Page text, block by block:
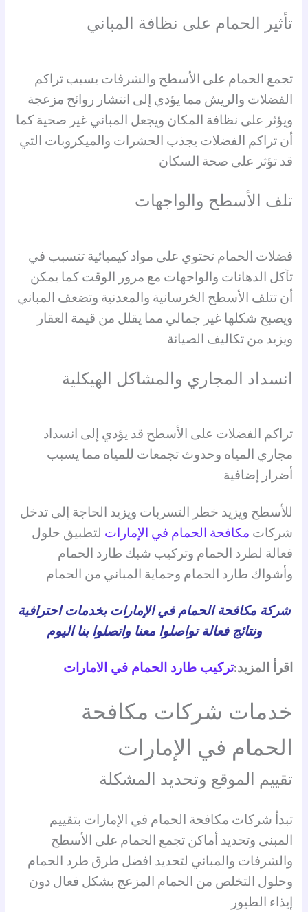
تأثير الحمام على نظافة المباني
تجمع الحمام على الأسطح والشرفات يسبب تراكم
الفضلات والريش مما يؤدي إلى انتشار روائح مزعجة
ويؤثر على نظافة المكان ويجعل المباني غير صحية كما
أن تراكم الفضلات يجذب الحشرات والميكروبات التي
قد تؤثر على صحة السكان
تلف الأسطح والواجهات
فضلات الحمام تحتوي على مواد كيميائية تتسبب في
تآكل الدهانات والواجهات مع مرور الوقت كما يمكن
أن تتلف الأسطح الخرسانية والمعدنية وتضعف المباني
ويصبح شكلها غير جمالي مما يقلل من قيمة العقار
ويزيد من تكاليف الصيانة
انسداد المجاري والمشاكل الهيكلية
تراكم الفضلات على الأسطح قد يؤدي إلى انسداد
مجاري المياه وحدوث تجمعات للمياه مما يسبب
أضرار إضافية
للأسطح ويزيد خطر التسربات ويزيد الحاجة إلى تدخل
شركات مكافحة الحمام في الإمارات لتطبيق حلول
فعالة لطرد الحمام وتركيب شبك طارد الحمام
وأشواك طارد الحمام وحماية المباني من الحمام
شركة مكافحة الحمام في الإمارات بخدمات احترافية
ونتائج فعالة تواصلوا معنا واتصلوا بنا اليوم
اقرأ المزيد:تركيب طارد الحمام في الامارات
خدمات شركات مكافحة
الحمام في الإمارات
تقييم الموقع وتحديد المشكلة
تبدأ شركات مكافحة الحمام في الإمارات بتقييم
المبنى وتحديد أماكن تجمع الحمام على الأسطح
والشرفات والمباني لتحديد افضل طرق طرد الحمام
وحلول التخلص من الحمام المزعج بشكل فعال دون
إيذاء الطيور